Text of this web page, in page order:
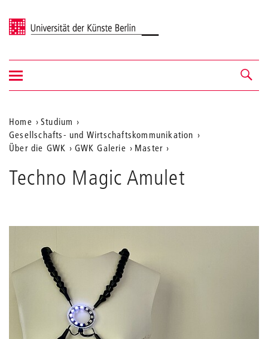
Universität der Künste Berlin
Navigation &
Suche
Navigation
ein-/ausblenden
Aktuelle
Position
der
Home
Studium
Gesellschafts- und Wirtschaftskommunikation
Über die GWK
GWK Galerie Master
Techno Magic Amulet